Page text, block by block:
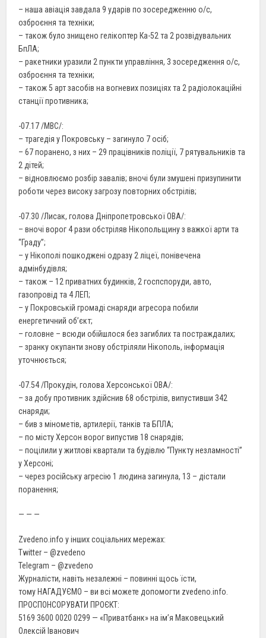
– наша авіація завдала 9 ударів по зосередженню о/с,
озброєння та техніки;
– також було знищено гелікоптер Ка-52 та 2 розвідувальних
БпЛА;
– ракетники уразили 2 пункти управління, 3 зосередження о/с,
озброєння та техніки;
– також 5 арт засобів на вогневих позиціях та 2 радіолокаційні
станції противника;
-07.17 /МВС/:
– трагедія у Покровську – загинуло 7 осіб;
– 67 поранено, з них – 29 працівників поліції, 7 рятувальників та
2 дітей;
– відновлюємо розбір завалів; вночі були змушені призупинити
роботи через високу загрозу повторних обстрілів;
-07.30 /Лисак, голова Дніпропетровської ОВА/:
– вночі ворог 4 рази обстріляв Нікопольщину з важкої арти та
“Граду”;
– у Нікополі пошкоджені одразу 2 ліцеї, понівечена
адмінбудівля;
– також – 12 приватних будинків, 2 госпспоруди, авто,
газопровід та 4 ЛЕП;
– у Покровській громаді снаряди агресора побили
енергетичний об’єкт;
– головне – всюди обійшлося без загиблих та постраждалих;
– зранку окупанти знову обстріляли Нікополь, інформація
уточнюється;
-07.54 /Прокудін, голова Херсонської ОВА/:
– за добу противник здійснив 68 обстрілів, випустивши 342
снаряди;
– бив з мінометів, артилерії, танків та БПЛА;
– по місту Херсон ворог випустив 18 снарядів;
– поцілили у житлові квартали та будівлю “Пункту незламності”
у Херсоні;
– через російську агресію 1 людина загинула, 13 – дістали
поранення;
— — —
Zvedeno.info у інших соціальних мережах:
Twitter – @zvedeno
Telegram – @zvedeno
Журналісти, навіть незалежні – повинні щось їсти,
тому НАГАДУЄМО – ви всі можете допомогти zvedeno.info.
ПРОСПОНСОРУВАТИ ПРОЄКТ:
5169 3600 0020 0299 — «Приватбанк» на ім’я Маковецький
Олексій Іванович